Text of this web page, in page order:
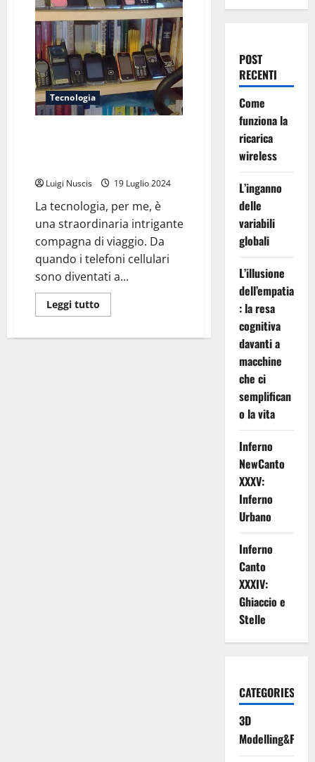
Tecnologia
Luigi Nuscis 19 Luglio 2024
La tecnologia, per me, è
una straordinaria intrigante
compagna di viaggio. Da
quando i telefoni cellulari
sono diventati a...
Leggi tutto
di
Il
POST
RECENTI
Come
funziona la
ricarica
wireless
L’inganno
delle
variabili
globali
L’illusione
dell’empatia
: la resa
cognitiva
davanti a
macchine
che ci
semplifican
o la vita
Inferno
NewCanto
XXXV:
Inferno
Urbano
Inferno
Canto
XXXIV:
Ghiaccio e
Stelle
CATEGORIES
3D